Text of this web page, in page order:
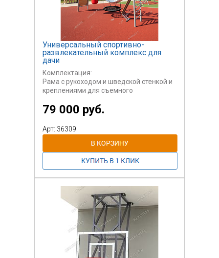
Универсальный спортивно-
развлекательный комплекс для
дачи
Комплектация:
Рама с рукоходом и шведской стенкой и
креплениями для съемного
Стоимость указана только за раму.
Дополнительное оборудование:
Баскетбольный щит (съемный);
Скалодром (съемный);
Турник (съемный);
Пресс-брусья (съемные);
Сидение типа Гнездо (съемное);
Боксерский мешок (съемный);
Гамак для аэройоги (съемный);
Наклонная скамья для пресса
(съемная);
79 000 руб.
Арт: 36309